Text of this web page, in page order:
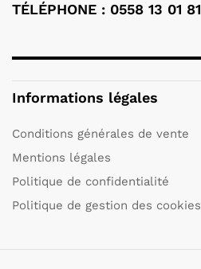
TÉLÉPHONE : 0558 13 01 81
Informations légales
Conditions générales de vente
Mentions légales
Politique de confidentialité
Politique de gestion des cookies